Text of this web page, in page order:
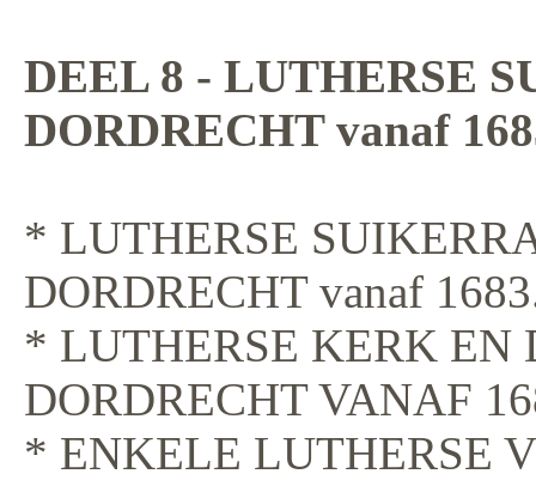
DEEL 8 - LUTHERSE
DORDRECHT vanaf
* LUTHERSE
DORDRECHT vanaf
* LUTHERSE KERK EN
DORDRECHT VANAF
* ENKELE LUTHERSE